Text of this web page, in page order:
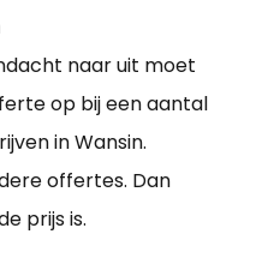
naar uit moet
op bij een aantal
in Wansin.
offertes. Dan
prijs is.